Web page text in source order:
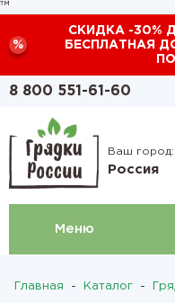
™
%
СКИДКА -30%
БЕСПЛАТНАЯ
8 800 551-61-60
Ваш город:
Россия
Меню
Главная - Каталог -